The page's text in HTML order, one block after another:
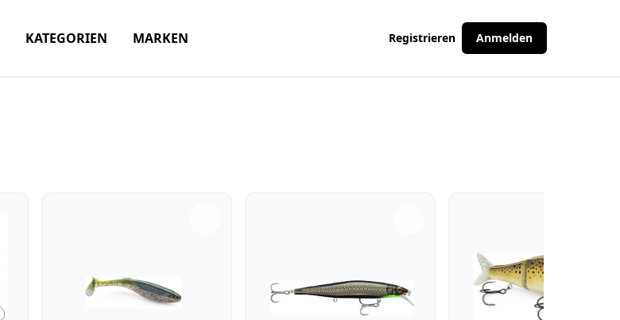
KATEGORIEN MARKEN Registrieren Anmelden